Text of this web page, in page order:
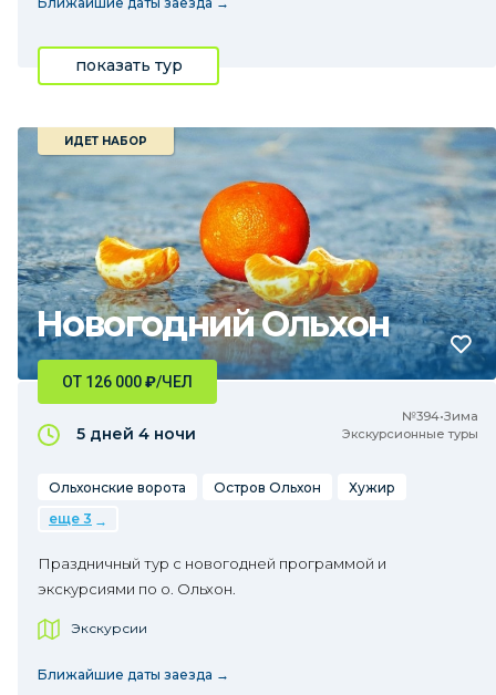
показать тур
Новогодний Ольхон
ИДЕТ НАБОР
№394•Зима
Экскурсионные туры
ОТ 126 000₽/ЧЕЛ
5 дней 4 ночи
Ольхонские ворота Остров Ольхон
Хужир
еще 3
Праздничный тур с новогодней программой и
экскурсиями по о. Ольхон.
Экскурсии
Ближайшие даты заезда →